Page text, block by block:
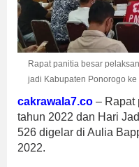
Rapat panitia besar
jadi Kabupaten Ponorogo
cakrawala7.co – Rapat
tahun 2022 dan Hari
526 digelar di Aulia
2022.